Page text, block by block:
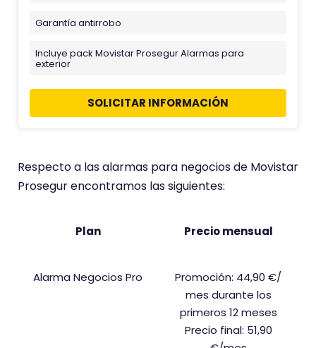
Garantía antirrobo
Incluye pack Movistar Prosegur Alarmas para
exterior
SOLICITAR INFORMACIÓN
Respecto a las alarmas para negocios de Movistar
Prosegur encontramos las siguientes:
Plan Precio mensual
Alarma Negocios Pro
Promoción: 44,90 €/
mes durante los
primeros 12 meses
Precio final: 51,90